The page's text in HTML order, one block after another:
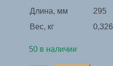
Длина, мм
295
Вес, кг
0,326
50 в наличии